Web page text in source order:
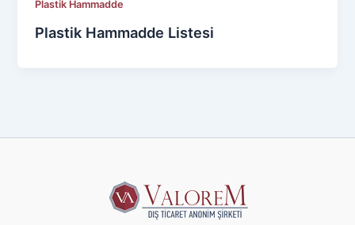
Plastik Hammadde
Plastik Hammadde Listesi